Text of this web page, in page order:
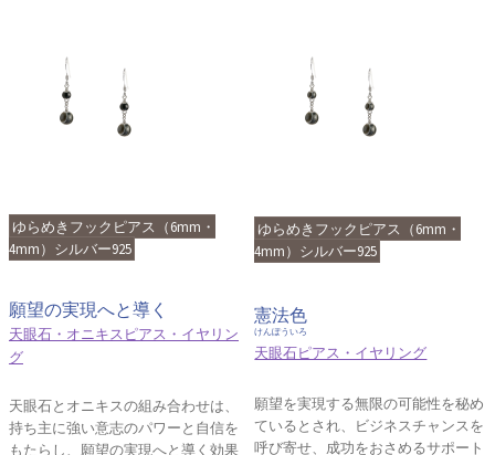
ゆらめきフックピアス（6mm・
4mm）シルバー925
願望の実現へと導く
天眼石・オニキスピアス・イヤリン
グ
天眼石とオニキスの組み合わせは、
持ち主に強い意志のパワーと自信を
もたらし、願望の実現へと導く効果
ゆらめきフックピアス（6mm・
4mm）シルバー925
憲法色
けんぽういろ
天眼石ピアス・イヤリング
願望を実現する無限の可能性を秘め
ているとされ、ビジネスチャンスを
呼び寄せ、成功をおさめるサポート